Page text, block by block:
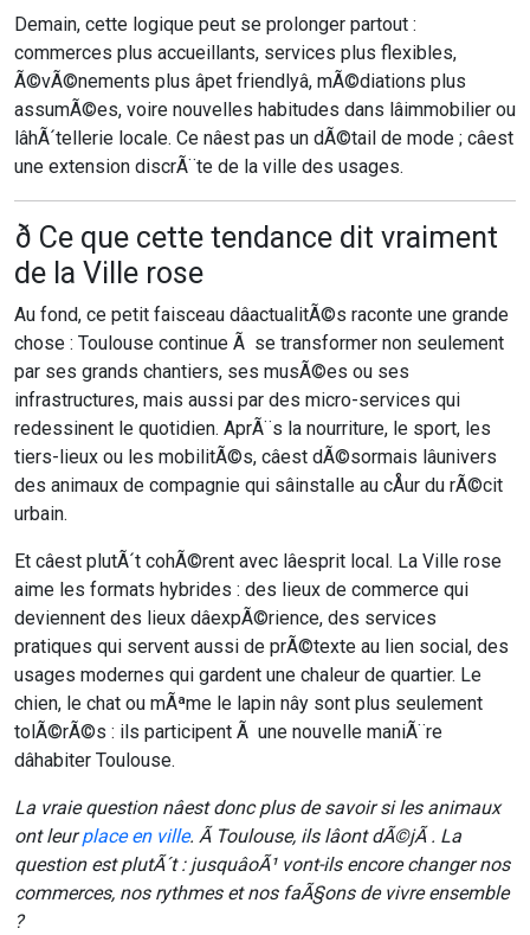
Demain, cette logique peut se prolonger partout :
commerces plus accueillants, services plus flexibles,
Ã©vÃ©nements plus âpet friendlyâ, mÃ©diations plus
assumÃ©es, voire nouvelles habitudes dans lâimmobilier ou
lâhÃ´tellerie locale. Ce nâest pas un dÃ©tail de mode ; câest
une extension discrÃ¨te de la ville des usages.
ð Ce que cette tendance dit vraiment
de la Ville rose
Au fond, ce petit faisceau dâactualitÃ©s raconte une grande
chose : Toulouse continue Ã se transformer non seulement
par ses grands chantiers, ses musÃ©es ou ses
infrastructures, mais aussi par des micro-services qui
redessinent le quotidien. AprÃ¨s la nourriture, le sport, les
tiers-lieux ou les mobilitÃ©s, câest dÃ©sormais lâunivers
des animaux de compagnie qui sâinstalle au cÅur du rÃ©cit
urbain.
Et câest plutÃ´t cohÃ©rent avec lâesprit local. La Ville rose
aime les formats hybrides : des lieux de commerce qui
deviennent des lieux dâexpÃ©rience, des services
pratiques qui servent aussi de prÃ©texte au lien social, des
usages modernes qui gardent une chaleur de quartier. Le
chien, le chat ou mÃªme le lapin nây sont plus seulement
tolÃ©rÃ©s : ils participent Ã une nouvelle maniÃ¨re
dâhabiter Toulouse.
La vraie question nâest donc plus de savoir si les animaux
ont leurplace en ville. Ã Toulouse, ils lâont dÃ©jÃ . La
question est plutÃ´t : jusquâoÃ¹ vont-ils encore changer nos
commerces, nos rythmes et nos faÃ§ons de vivre ensemble
?